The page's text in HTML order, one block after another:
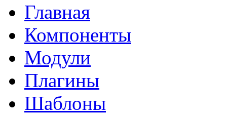
Главная
Компоненты
Модули
Плагины
Шаблоны